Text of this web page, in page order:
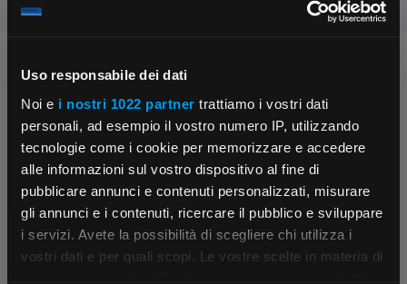
Uso responsabile dei dati
Noi e i nostri 1022 partner trattiamo i vostri dati
personali, ad esempio il vostro numero IP, utilizzando
tecnologie come i cookie per memorizzare e accedere
alle informazioni sul vostro dispositivo al fine di
pubblicare annunci e contenuti personalizzati, misurare
gli annunci e i contenuti, ricercare il pubblico e sviluppare
i servizi. Avete la possibilità di scegliere chi utilizza i
vostri dati e per quali scopi. Le vostre scelte in materia di
×
Chiedi ai nostri tecnici
Contattaci Fissa una consulenza